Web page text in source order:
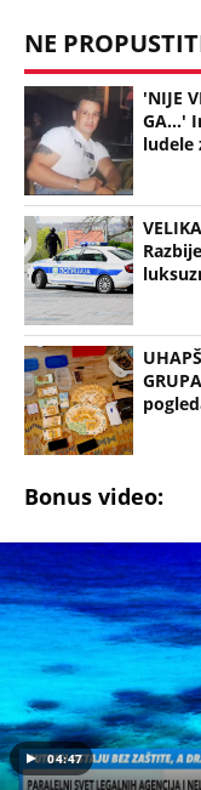
NE
'NIJE
GA...'
ludele
Bonus video:
04:47